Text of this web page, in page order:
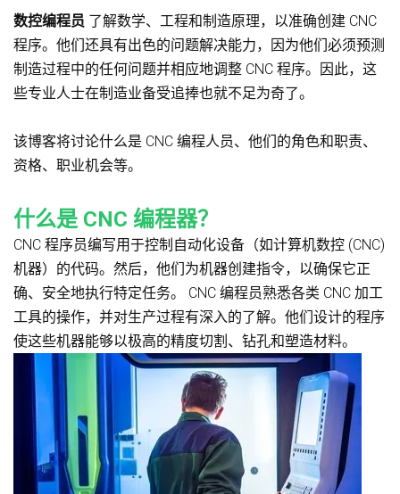
数控编程员 了解数学、工程和制造原理，以准确创建 CNC
程序。他们还具有出色的问题解决能力，因为他们必须预测
制造过程中的任何问题并相应地调整 CNC 程序。因此，这
些专业人士在制造业备受追捧也就不足为奇了。
该博客将讨论什么是 CNC 编程人员、他们的角色和职责、
资格、职业机会等。
什么是 CNC 编程器？
CNC 程序员编写用于控制自动化设备（如计算机数控 (CNC)
机器）的代码。然后，他们为机器创建指令，以确保它正
确、安全地执行特定任务。 CNC 编程员熟悉各类 CNC 加工
工具的操作，并对生产过程有深入的了解。他们设计的程序
使这些机器能够以极高的精度切割、钻孔和塑造材料。